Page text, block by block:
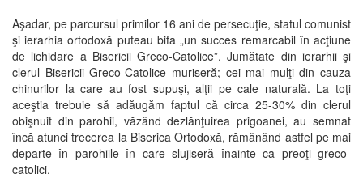
Aşadar, pe parcursul primilor 16 ani de persecuţie, statul comunist
şi ierarhia ortodoxă puteau bifa „un succes remarcabil în acţiune
de lichidare a Bisericii Greco-Catolice”. Jumătate din ierarhii şi
clerul Bisericii Greco-Catolice muriseră; cei mai mulţi din cauza
chinurilor la care au fost supuşi, alţii pe cale naturală. La toţi
aceştia trebuie să adăugăm faptul că circa 25-30% din clerul
obişnuit din parohii, văzând dezlănţuirea prigoanei, au semnat
încă atunci trecerea la Biserica Ortodoxă, rămânând astfel pe mai
departe în parohiile în care slujiseră înainte ca preoţi greco-
catolici.